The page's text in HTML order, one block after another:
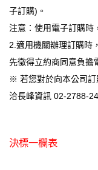
子訂購)。
注意：使用電子訂購時
2.適用機關辦理訂購時
先徵得立約商同意負擔
※ 若您對於向本公司訂
洽長峰資訊 02-2788-
決標一欄表